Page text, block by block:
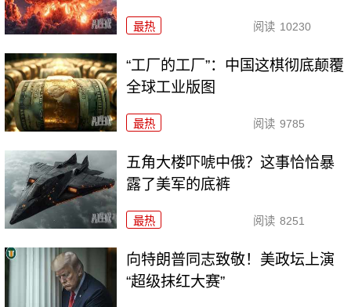
最热 阅读 10230
“工厂的工厂”：中国这棋彻底颠覆
全球工业版图
最热 阅读 9785
五角大楼吓唬中俄？这事恰恰暴
露了美军的底裤
最热 阅读 8251
向特朗普同志致敬！美政坛上演
“超级抹红大赛”